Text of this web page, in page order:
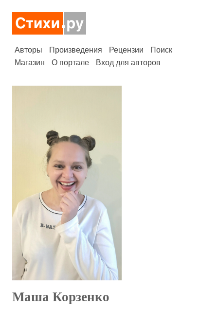
Авторы Произведения Рецензии
Поиск
Магазин
О портале Вход для авторов
Маша Корзенко